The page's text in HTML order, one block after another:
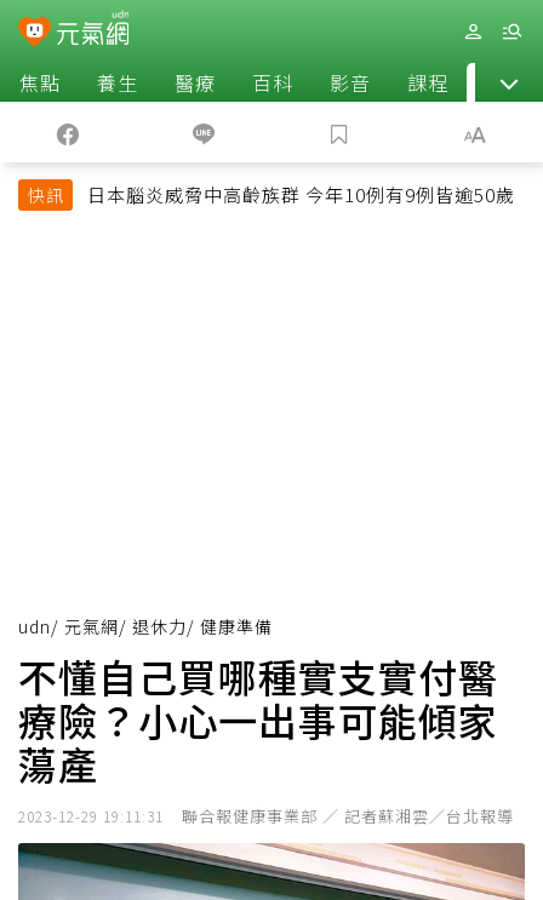
焦點 養生 醫療 百科 影音 課程 退休
快訊 日本腦炎威脅中高齡族群 今年10例有9例皆逾50歲
udn/ 元氣網/ 退休力/ 健康準備
不懂自己買哪種實支實付醫
療險？小心一出事可能傾家
蕩產
2023-12-29 19:11:31 聯合報健康事業部 ／ 記者蘇湘雲／台北報導